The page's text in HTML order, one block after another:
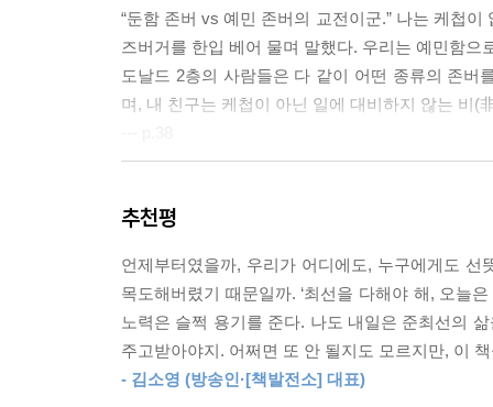
“둔함 존버 vs 예민 존버의 교전이군.” 나는 케첩
즈버거를 한입 베어 물며 말했다. 우리는 예민함
도날드 2층의 사람들은 다 같이 어떤 종류의 존
며, 내 친구는 케첩이 아닌 일에 대비하지 않는 비(
중심 사건에서 풀려난 이야기들은 조각으로 떨어
보기 시작한 것들은 별게 없는 순간을 견디지 못
지속하는 힘과 별거 없음에 내성을 쌓도록 도와준
--- p.43
나에 관한 항의
추천평
언제부터였을까, 우리가 어디에도, 누구에게도
목도해버렸기 때문일까. ‘최선을 다해야 해, 오늘
노력은 슬쩍 용기를 준다. 나도 내일은 준최선의
주고받아야지. 어쩌면 또 안 될지도 모르지만, 이
- 김소영 (방송인·[책발전소] 대표)